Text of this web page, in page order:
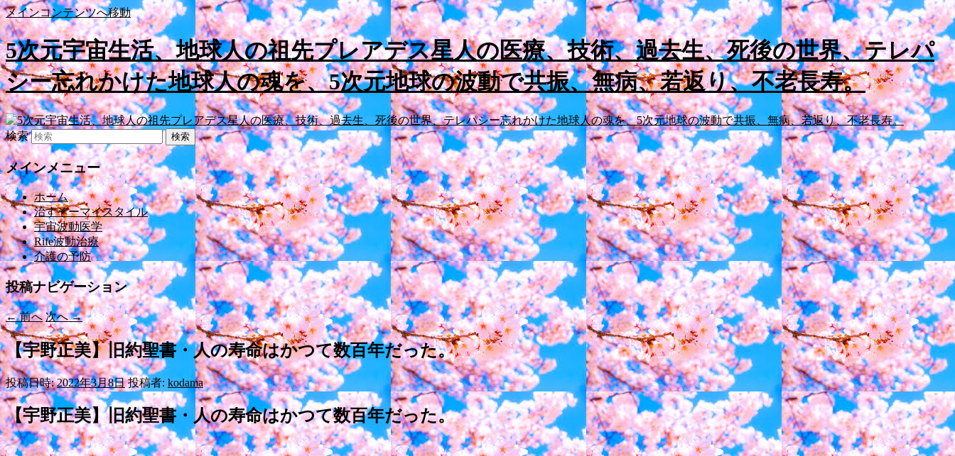
メインコンテンツへ移動
5次元宇宙生活、地球人の祖先プレアデス星人の医療、技術、過去生、死後の世界、テレパ
シー忘れかけた地球人の魂を、5次元地球の波動で共振、無病、若返り、不老長寿。
検索
メインメニュー
ホーム
治すぞーマイスタイル
宇宙波動医学
Rife波動治療
介護の予防
投稿ナビゲーション
←前へ 次へ→
【宇野正美】旧約聖書・人の寿命はかつて数百年だった。
投稿日時:2022年3月8日 投稿者: kodama
【宇野正美】旧約聖書・人の寿命はかつて数百年だった。